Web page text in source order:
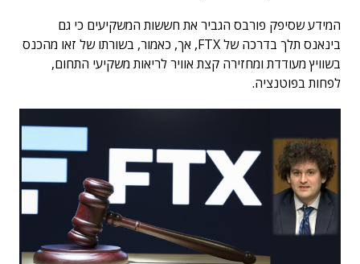
המידע שסיפק פורבס הגביר את חששות המשקיעים כי גם
בינאנס תלך בדרכה של FTX, אך, כאמור, בשורתו של זאו מהכנס
בשוויץ מעודדת ומחזירה קצת אוויר לריאות משקיעי התחום,
לפחות בפוטנציה.